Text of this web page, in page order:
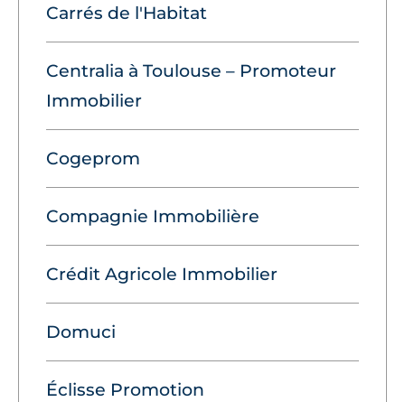
Carrés de l'Habitat
Centralia à Toulouse – Promoteur
Immobilier
Cogeprom
Compagnie Immobilière
Crédit Agricole Immobilier
Domuci
Éclisse Promotion